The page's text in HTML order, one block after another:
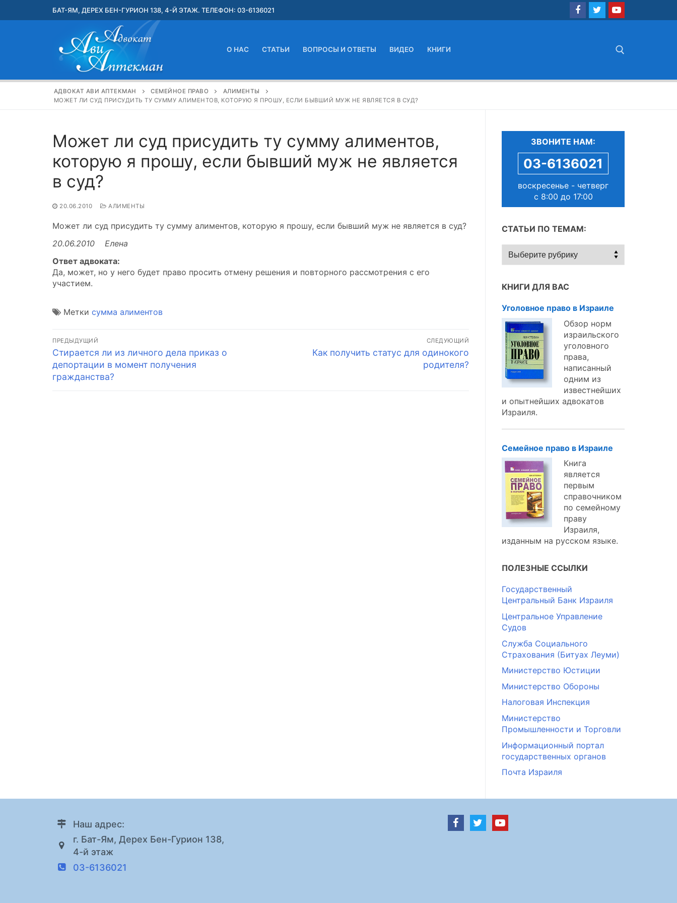
БАТ-ЯМ, ДЕРЕХ БЕН-ГУРИОН 138, 4-Й ЭТАЖ. ТЕЛЕФОН: 03-6136021
О НАС СТАТЬИ ВОПРОСЫ И ОТВЕТЫ ВИДЕО КНИГИ
АДВОКАТ АВИ АПТЕКМАН СЕМЕЙНОЕ ПРАВО
АЛИМЕНТЫ
МОЖЕТ ЛИ СУД ПРИСУДИТЬ ТУ СУММУ АЛИМЕНТОВ, КОТОРУЮ Я ПРОШУ, ЕСЛИ БЫВШИЙ МУЖ НЕ ЯВЛЯЕТСЯ В СУД?
Может ли суд присудить ту сумму алиментов,
которую я прошу, если бывший муж не является
в суд?
20.06.2010 АЛИМЕНТЫ
Может ли суд присудить ту сумму алиментов, которую я прошу, если бывший муж не является в суд?
20.06.2010 Елена
Ответ адвоката:
Да, может, но у него будет право просить отмену решения и повторного рассмотрения с его
участием.
Метки сумма алиментов
Навигация
по
записям
ПРЕДЫДУЩИЙ
Предыдущая
запись:
Стирается ли из личного дела приказ о
депортации в момент получения
гражданства?
СЛЕДУЮЩИЙ
Следующая
Как получить статус для одинокого
родителя?
ЗВОНИТЕ НАМ:
03-6136021
воскресенье - четверг
с 8:00 до 17:00
СТАТЬИ ПО ТЕМАМ:
Статьи
по
КНИГИ ДЛЯ ВАС
Уголовное право в Израиле
Обзор норм
израильского
уголовного
права,
написанный
одним из
известнейших
и опытнейших адвокатов
Израиля.
Семейное право в Израиле
Книга
является
первым
справочником
по семейному
праву
Израиля,
изданным на русском языке.
ПОЛЕЗНЫЕ ССЫЛКИ
Государственный
Центральный Банк Израиля
Центральное Управление
Судов
Служба Социального
Страхования (Битуах Леуми)
Министерство Юстиции
Министерство Обороны
Налоговая Инспекция
Министерство
Промышленности и Торговли
Информационный портал
государственных органов
Почта Израиля
Наш адрес:
г. Бат-Ям, Дерех Бен-Гурион 138,
4-й этаж
03-6136021